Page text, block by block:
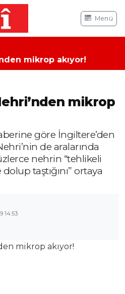
Menü
mikrop akıyor!
mikrop
göre İngiltere’den
de aralarında
nehrin “tehlikeli
taştığını” ortaya
14:53